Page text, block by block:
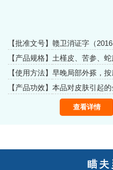
【批准文号】 赣卫消证字（
【产品规格】 土槿皮、苦参、
百邮、铁冬青、
(w/v).苯扎氧
【使用方法】 早晚局部外搽，按
【产品功效】
查看详情
瞄